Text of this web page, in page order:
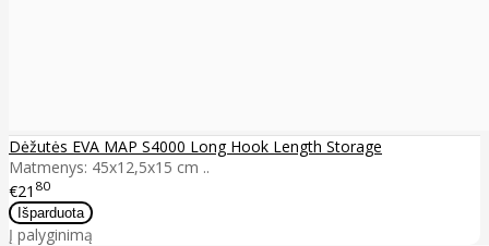
Dėžutės EVA MAP S4000 Long Hook Length Storage
Matmenys: 45x12,5x15 cm ..
€21 80
Į palyginimą